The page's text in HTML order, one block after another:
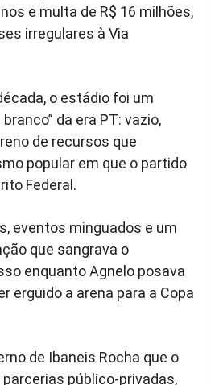
e multa de R$ 16 milhões,
irregulares à Via
o estádio foi um
da era PT: vazio,
de recursos que
popular em que o partido
Federal.
eventos minguados e um
que sangrava o
enquanto Agnelo posava
erguido a arena para a Copa
de Ibaneis Rocha que o
parcerias público-privadas,